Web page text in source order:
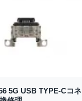
5G USB TYPE-Cコネ